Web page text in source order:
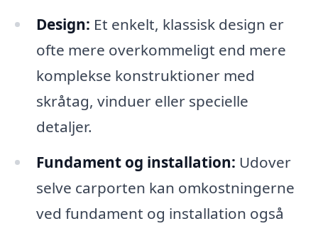
Design: Et enkelt, klassisk design er
ofte mere overkommeligt end mere
komplekse konstruktioner med
skråtag, vinduer eller specielle
detaljer.
Fundament og installation: Udover
selve carporten kan omkostningerne
ved fundament og installation også